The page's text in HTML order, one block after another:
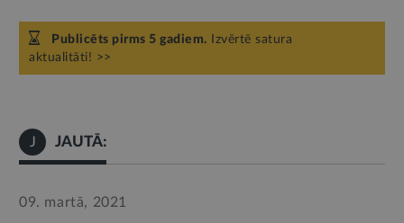
Publicēts pirms 5 gadiem. Izvērtē satura
aktualitāti! >>
J JAUTĀ:
09. martā, 2021